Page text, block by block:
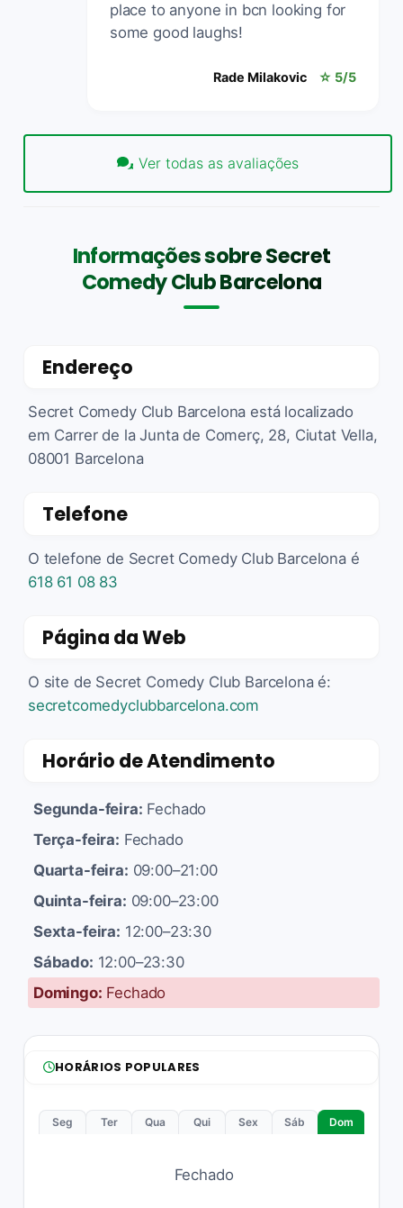
place to anyone in bcn looking for
some good laughs!
Rade Milakovic ☆ 5/5
Ver todas as avaliações
Informações sobre Secret
Comedy Club Barcelona
Endereço
Secret Comedy Club Barcelona está localizado
em Carrer de la Junta de Comerç, 28, Ciutat Vella,
08001 Barcelona
Telefone
O telefone de Secret Comedy Club Barcelona é
618 61 08 83
Página da Web
O site de Secret Comedy Club Barcelona é:
secretcomedyclubbarcelona.com
Horário de Atendimento
Segunda-feira: Fechado
Terça-feira: Fechado
Quarta-feira: 09:00–21:00
Quinta-feira: 09:00–23:00
Sexta-feira: 12:00–23:30
Sábado: 12:00–23:30
Domingo: Fechado
HORÁRIOS POPULARES
Seg Ter Qua Qui Sex Sáb Dom
Fechado